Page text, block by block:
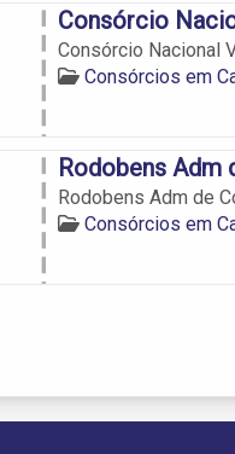
Consórcio
Consórcio Nacional
Consórcios em
Rodobens Adm
Rodobens Adm de
Consórcios em